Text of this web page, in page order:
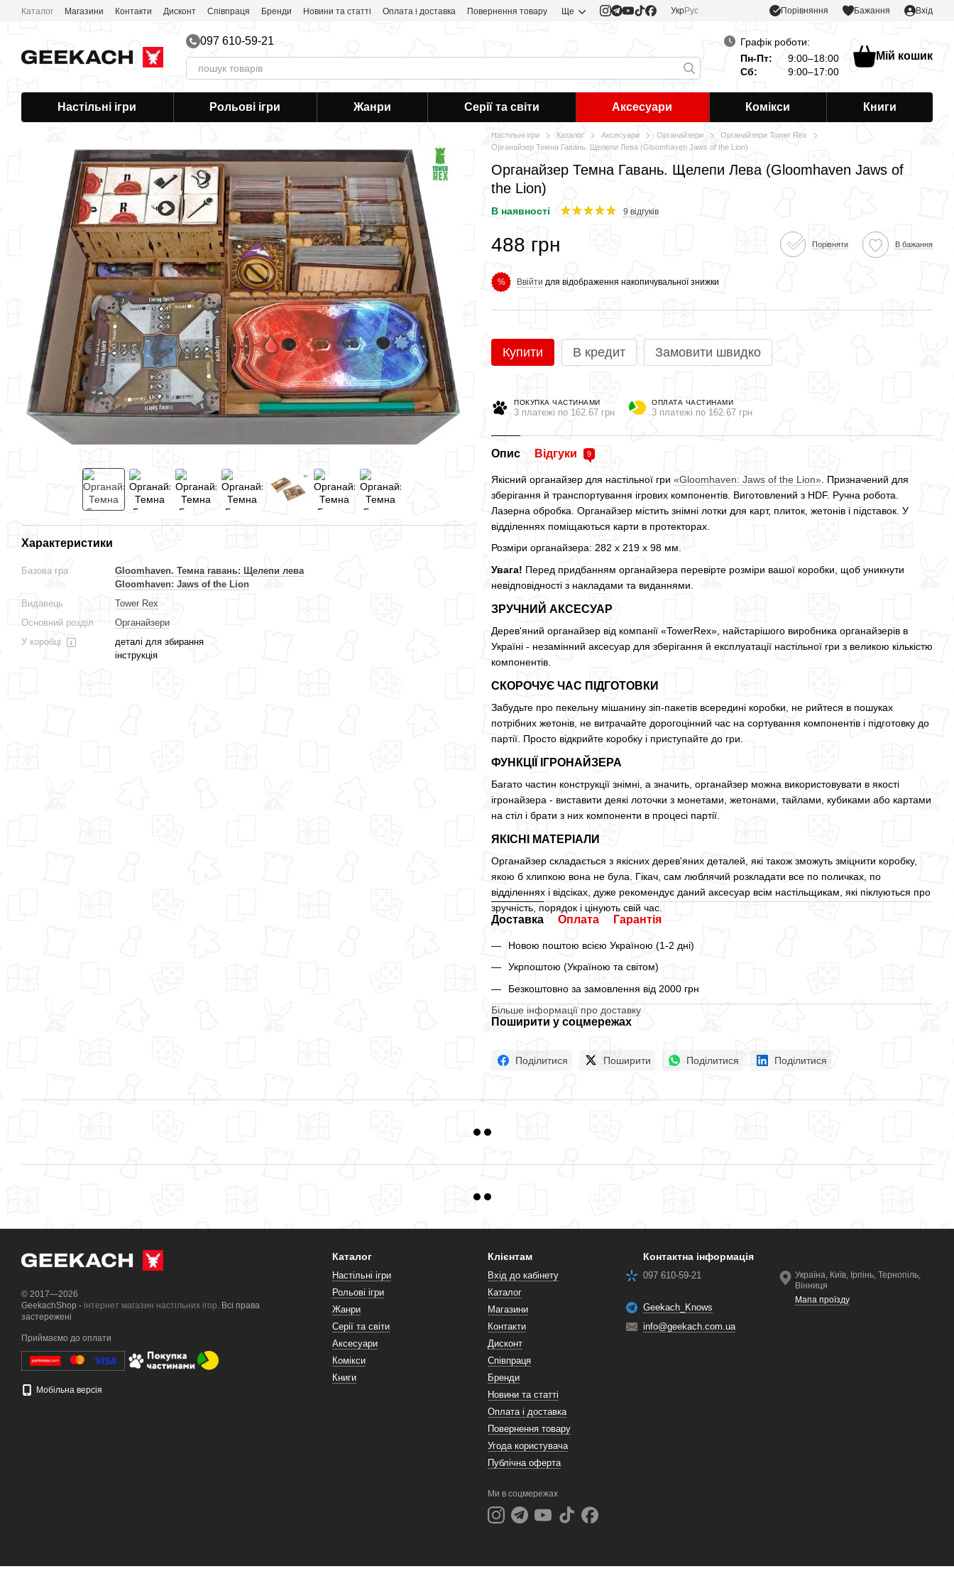
Перейти до основного контенту
Каталог Магазини Контакти Дисконт Співпраця Бренди Новини та статті Оплата і доставка Повернення товару Ще УкрРус Порівняння Бажання Вхід
097 610-59-21
Графік роботи:
Пн-Пт:
9:00–18:00
Сб:
9:00–17:00
Мій кошик
Настільні ігри Рольові ігри Жанри Серії та світи Аксесуари Комікси Книги
Характеристики
Базова гра
Gloomhaven. Темна гавань: Щелепи лева
Gloomhaven: Jaws of the Lion
Видавець
Tower Rex
Основний розділ
Органайзери
У коробці
деталі для збирання
інструкція
Настільні ігри Каталог Аксесуари Органайзери
Органайзери Tower Rex
Органайзер Темна Гавань. Щелепи Лева (Gloomhaven Jaws of the Lion)
Органайзер Темна Гавань. Щелепи Лева (Gloomhaven Jaws of
the Lion)
В наявності 9 відгуків
488 грн Порівняти В бажання
% Ввійти для відображення накопичувальної знижки
Купити В кредит Замовити швидко
ПОКУПКА ЧАСТИНАМИ
3 платежі по 162.67 грн
ОПЛАТА ЧАСТИНАМИ
3 платежі по 162.67 грн
Опис Відгуки 9
Якісний органайзер для настільної гри «Gloomhaven: Jaws of the Lion» . Призначений для
зберігання й транспортування ігрових компонентів. Виготовлений з HDF. Ручна робота.
Лазерна обробка. Органайзер містить знімні лотки для карт, плиток, жетонів і підставок. У
відділеннях поміщаються карти в протекторах.
Розміри органайзера: 282 х 219 х 98 мм.
Увага! Перед придбанням органайзера перевірте розміри вашої коробки, щоб уникнути
невідповідності з накладами та виданнями.
ЗРУЧНИЙ АКСЕСУАР
Дерев'яний органайзер від компанії «TowerRex», найстарішого виробника органайзерів в
Україні - незамінний аксесуар для зберігання й експлуатації настільної гри з великою кількістю
компонентів.
СКОРОЧУЄ ЧАС ПІДГОТОВКИ
Забудьте про пекельну мішанину зіп-пакетів всередині коробки, не рийтеся в пошуках
потрібних жетонів, не витрачайте дорогоцінний час на сортування компонентів і підготовку до
партії. Просто відкрийте коробку і приступайте до гри.
ФУНКЦІЇ ІГРОНАЙЗЕРА
Багато частин конструкції знімні, а значить, органайзер можна використовувати в якості
ігронайзера - виставити деякі лоточки з монетами, жетонами, тайлами, кубиками або картами
на стіл і брати з них компоненти в процесі партії.
ЯКІСНІ МАТЕРІАЛИ
Органайзер складається з якісних дерев'яних деталей, які також зможуть зміцнити коробку,
якою б хлипкою вона не була. Гікач, сам люблячий розкладати все по поличках, по
відділеннях і відсіках, дуже рекомендує даний аксесуар всім настільщикам, які піклуються про
зручність, порядок і цінують свій час.
Доставка Оплата Гарантія
Новою поштою всією Україною (1-2 дні)
Укрпоштою (Україною та світом)
Безкоштовно за замовлення від 2000 грн
Більше інформації про доставку
Поширити у соцмережах
Поділитися Поширити Поділитися Поділитися
© 2017—2026
GeekachShop - інтернет магазин настільних ігор. Всі права
застережені
Приймаємо до оплати
Мобільна версія
Каталог
Настільні ігри
Рольові ігри
Жанри
Серії та світи
Аксесуари
Комікси
Книги
Клієнтам
Вхід до кабінету
Каталог
Магазини
Контакти
Дисконт
Співпраця
Бренди
Новини та статті
Оплата і доставка
Повернення товару
Угода користувача
Публічна оферта
Ми в соцмережах
Контактна інформація
097 610-59-21
Geekach_Knows
info@geekach.com.ua
Україна, Київ, Ірпінь, Тернопіль,
Вінниця
Мапа проїзду